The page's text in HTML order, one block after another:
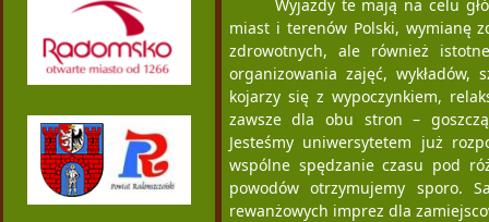
Wyjazdy te mają na celu
miast i terenów Polski, wymianę
zdrowotnych, ale również
organizowania zajęć,
kojarzy się z wypoczynkiem,
zawsze dla obu stron –
Jesteśmy uniwersytetem już
wspólne spędzanie czasu pod
powodów otrzymujemy sporo.
rewanżowych imprez dla